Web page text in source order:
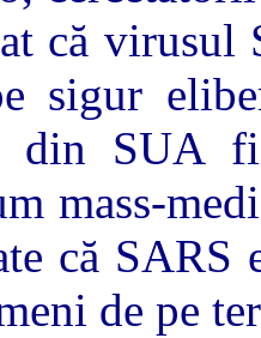
că virusul
sigur
din SUA
mass-
că SARS
de pe